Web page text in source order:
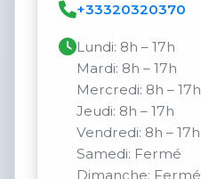
+33320320370
Lundi: 8h – 17h
Mardi: 8h – 17h
Mercredi: 8h – 17h
Jeudi: 8h – 17h
Vendredi: 8h – 17h
Samedi: Fermé
Dimanche: Fermé